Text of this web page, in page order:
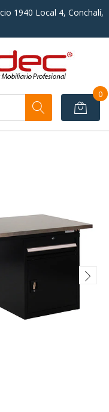
1940 Local 4, Conchalí,
0